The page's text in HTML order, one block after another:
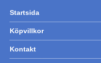
Startsida
Köpvillkor
Kontakt